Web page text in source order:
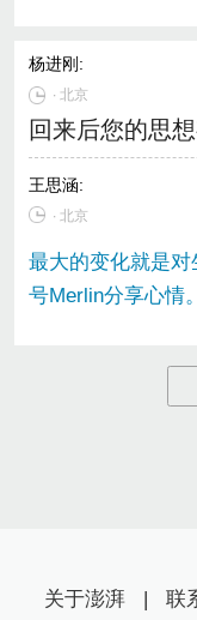
杨进刚 :
∙北京
回来后您的思
王思涵:
∙ 北京
最大的变化就是
号Merlin分享心情。
关于澎湃 | 联